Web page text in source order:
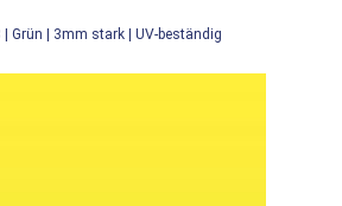
Grün | 3mm stark | UV-beständig